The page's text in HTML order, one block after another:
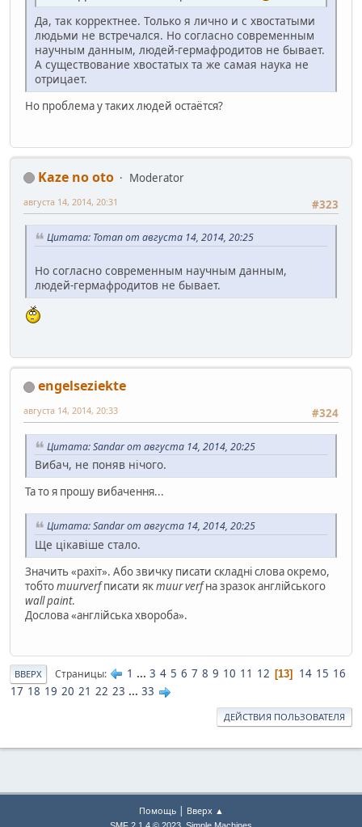
Да, так корректнее. Только я лично и с хвостатыми
людьми не встречался. Но согласно современным
научным данным, людей-гермафродитов не бывает.
А существование хвостатых та же самая наука не
отрицает.
Но проблема у таких людей остаётся?
Kaze no oto
Moderator
#323
августа 14, 2014, 20:31
Цитата: Toman от августа 14, 2014, 20:25
Но согласно современным научным данным,
людей-гермафродитов не бывает.
engelseziekte
#324
августа 14, 2014, 20:33
Цитата: Sandar от августа 14, 2014, 20:25
Вибач, не поняв нічого.
Та то я прошу вибачення...
Цитата: Sandar от августа 14, 2014, 20:25
Ще цікавіше стало.
Значить «рахіт». Або звичку писати складні слова окремо,
тобтоmuurverfписати якmuur verfна зразок англійського
wall paint.
Дослова «англійська хвороба».
ВВЕРХ Страницы 1 ... 3 4 5 6 7 8 9 10 11 12 13 14 15 16
17 18 19 20 21 22 23 ... 33
ДЕЙСТВИЯ ПОЛЬЗОВАТЕЛЯ
Помощь| Вверх ▲